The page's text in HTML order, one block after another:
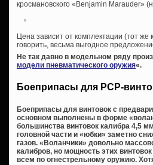
кросмановского «Benjamin Marauder»
Цена зависит от комплектации (тот же
говорить, весьма выгодное
Не так давно в модельном ряду
модели пневматического оружия«.
Боеприпасы для PCP-
Боеприпасы для винтовок с
основном выполнены в форме
большинства винтовок калибра 4,5
головной части и «юбки» заметно
газов. «Воланчики» довольно
калибров, но мощность этих
всем по огнестрельному оружию.